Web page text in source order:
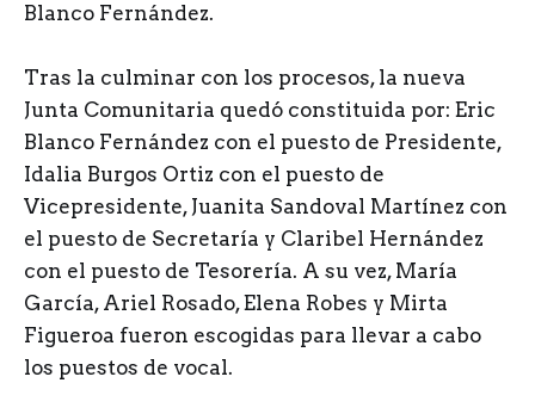
Blanco Fernández.
Tras la culminar con los procesos, la nueva
Junta Comunitaria quedó constituida por: Eric
Blanco Fernández con el puesto de Presidente,
Idalia Burgos Ortiz con el puesto de
Vicepresidente, Juanita Sandoval Martínez con
el puesto de Secretaría y Claribel Hernández
con el puesto de Tesorería. A su vez, María
García, Ariel Rosado, Elena Robes y Mirta
Figueroa fueron escogidas para llevar a cabo
los puestos de vocal.